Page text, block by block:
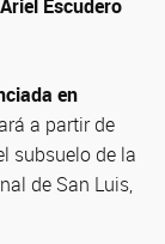
Escudero
en
a partir de
subsuelo de la
de San Luis,